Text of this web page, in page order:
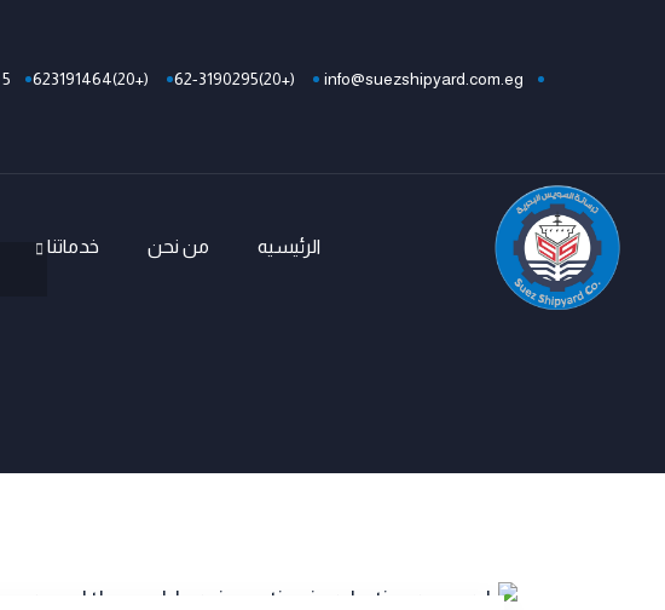
info@suezshipyard.com.eg
(+20)62-3190295
(+20)623191464 5 شارع شهداء اليمن بور توفيق - السويس - مصر
خدماتنا من نحن الرئيسيه